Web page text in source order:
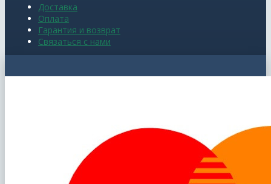
Доставка
Оплата
Гарантия и возврат
Связаться с нами